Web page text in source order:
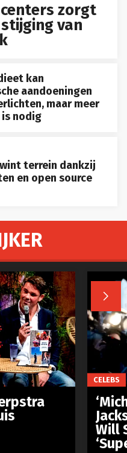
zorgt
van
kan
aandoeningen
maar meer
nodig
wint terrein dankzij
en open source

CELEBS
Will